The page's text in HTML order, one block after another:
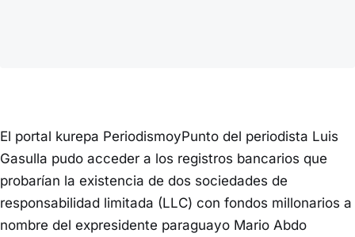
El portal kurepa PeriodismoyPunto del periodista Luis
Gasulla pudo acceder a los registros bancarios que
probarían la existencia de dos sociedades de
responsabilidad limitada (LLC) con fondos millonarios a
nombre del expresidente paraguayo Mario Abdo